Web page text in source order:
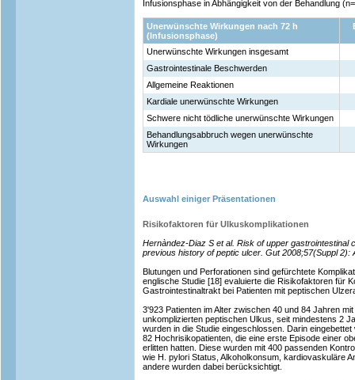
Infusionsphase in Abhängigkeit von der Behandlung
Unerwünschte Wirkungen nach 72 h
(Infusionsphase)
Unerwünschte Wirkungen insgesamt
Gastrointestinale Beschwerden
Allgemeine Reaktionen
Kardiale unerwünschte Wirkungen
Schwere nicht tödliche unerwünschte Wirkungen
Behandlungsabbruch wegen unerwünschte
Wirkungen
Auswahl einiger Präsentationen
Risikofaktoren für Ulkuskomplikationen
Hernàndez-Diaz S et al. Risk of upper gastrointestinal
previous history of peptic ulcer. Gut 2008;57(Suppl 2):
Blutungen und Perforationen sind gefürchtete
englische Studie [18] evaluierte die Risikofaktoren für
Gastrointestinaltrakt bei Patienten mit peptischen
3'923 Patienten im Alter zwischen 40 und 84 Jahren
unkomplizierten peptischen Ulkus, seit mindestens 2
wurden in die Studie eingeschlossen. Darin
82 Hochrisikopatienten, die eine erste Episode einer
erlitten hatten. Diese wurden mit 400 passenden
wie H. pylori Status, Alkoholkonsum, kardiovaskuläre
andere wurden dabei berücksichtigt.